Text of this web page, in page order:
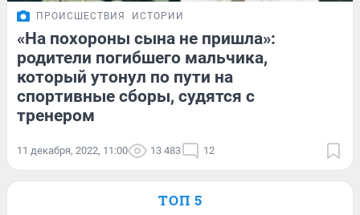
ПРОИСШЕСТВИЯ ИСТОРИИ
«На похороны сына не пришла»:
родители погибшего мальчика,
который утонул по пути на
спортивные сборы, судятся с
тренером
11 декабря, 2022, 11:00 13 483 12
ТОП 5